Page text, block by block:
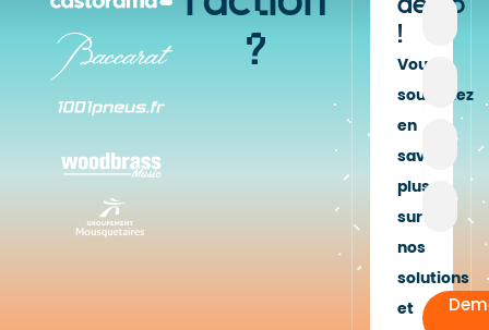
?
démo
!
Vous
souhaitez
en
savoir
plus
sur
nos
solutions
et